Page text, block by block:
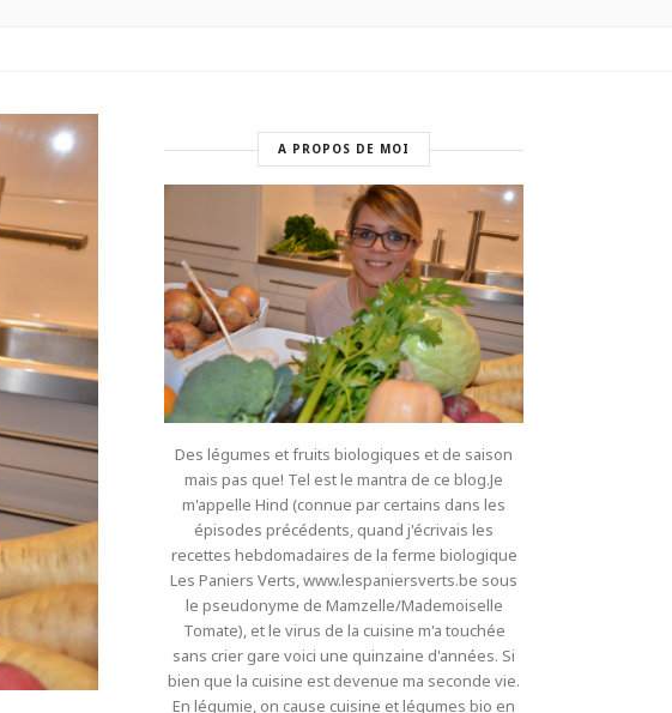
A PROPOS DE MOI
Des légumes et fruits biologiques et de saison
mais pas que! Tel est le mantra de ce blog.Je
m'appelle Hind (connue par certains dans les
épisodes précédents, quand j'écrivais les
recettes hebdomadaires de la ferme biologique
Les Paniers Verts, www.lespaniersverts.be sous
le pseudonyme de Mamzelle/Mademoiselle
Tomate), et le virus de la cuisine m'a touchée
sans crier gare voici une quinzaine d'années. Si
bien que la cuisine est devenue ma seconde vie.
En légumie, on cause cuisine et légumes bio en